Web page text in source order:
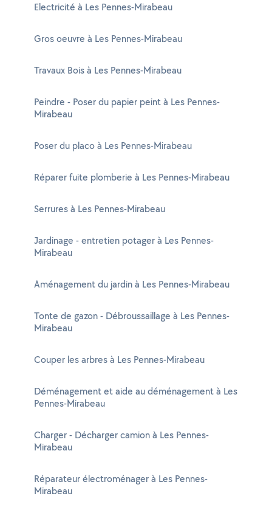
Electricité à Les Pennes-Mirabeau
Gros oeuvre à Les Pennes-Mirabeau
Travaux Bois à Les Pennes-Mirabeau
Peindre - Poser du papier peint à Les Pennes-
Mirabeau
Poser du placo à Les Pennes-Mirabeau
Réparer fuite plomberie à Les Pennes-Mirabeau
Serrures à Les Pennes-Mirabeau
Jardinage - entretien potager à Les Pennes-
Mirabeau
Aménagement du jardin à Les Pennes-Mirabeau
Tonte de gazon - Débroussaillage à Les Pennes-
Mirabeau
Couper les arbres à Les Pennes-Mirabeau
Déménagement et aide au déménagement à Les
Pennes-Mirabeau
Charger - Décharger camion à Les Pennes-
Mirabeau
Réparateur électroménager à Les Pennes-
Mirabeau